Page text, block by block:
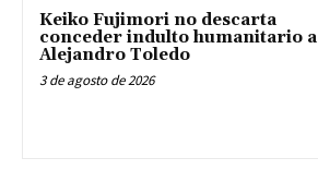
Keiko Fujimori no descarta
conceder indulto humanitario a
Alejandro Toledo
3 de agosto de 2026